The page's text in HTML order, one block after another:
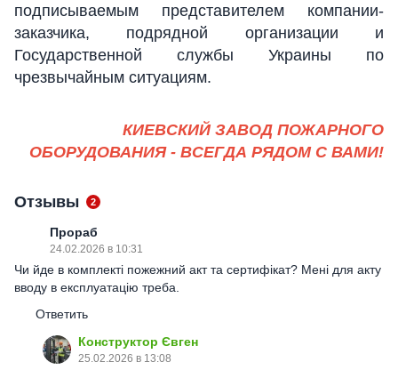
подписываемым представителем компании-
заказчика, подрядной организации и
Государственной службы Украины по
чрезвычайным ситуациям.
КИЕВСКИЙ ЗАВОД ПОЖАРНОГО
ОБОРУДОВАНИЯ- ВСЕГДА РЯДОМ С ВАМИ!
Отзывы 2
Прораб
24.02.2026 в 10:31
Чи йде в комплекті пожежний акт та сертифікат? Мені для акту
вводу в експлуатацію треба.
Ответить
Конструктор Євген
25.02.2026 в 13:08